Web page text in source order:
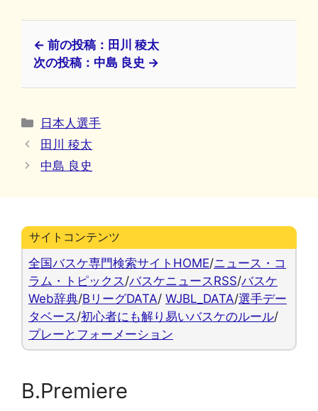
← 前の投稿：田川 稜太
次の投稿：中島 良史 →
カ
テ
リ
日本人選手
田川 稜太
中島 良史
サイトコンテンツ
全国バスケ専門検索サイトHOME/ニュース・コ
ラム・トピックス /バスケニュースRSS/バスケ
Web辞典/BリーグDATA/ WJBL_DATA/選手デー
タベース /初心者にも解り易いバスケのルール/
プレーとフォーメーション
B.Premiere